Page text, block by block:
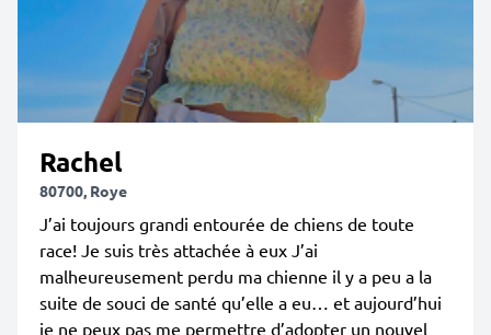
Rachel
80700, Roye
J’ai toujours grandi entourée de chiens de toute
race! Je suis très attachée à eux J’ai
malheureusement perdu ma chienne il y a peu a la
suite de souci de santé qu’elle a eu… et aujourd’hui
je ne peux pas me permettre d’adopter un nouvel